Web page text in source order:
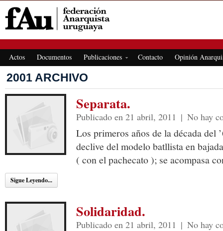
Actos Documentos Publicaciones Contacto Opinión
2001 ARCHIVO
Separata.
Publicado en 21 abril, 2011 | No hay
Los primeros años de la década del
declive del modelo batllista en
( con el pachecato ); se acompasa
Sigue Leyendo...
Solidaridad.
Publicado en 21 abril, 2011 | No hay